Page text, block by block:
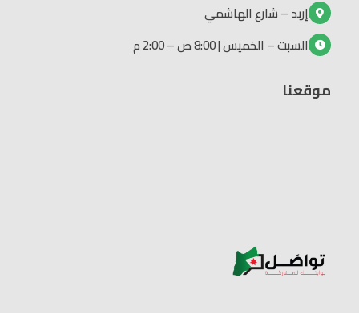
إربد – شارع الهاشمي
السبت – الخميس | 8:00 ص – 2:00 م
موقعنا